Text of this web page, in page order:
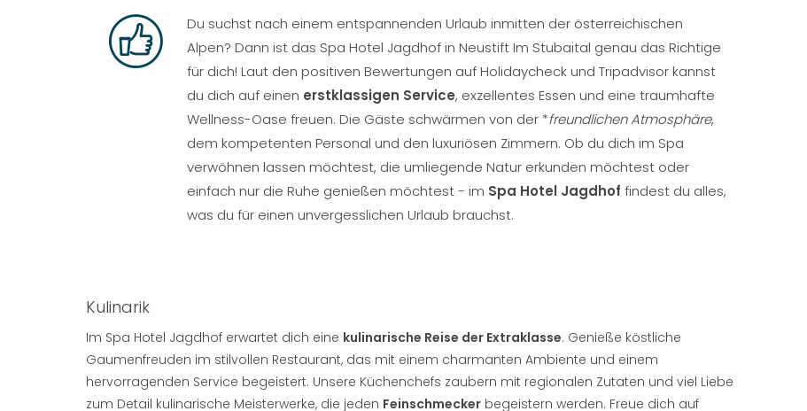
Du suchst nach einem entspannenden Urlaub inmitten der österreichischen
Alpen? Dann ist das Spa Hotel Jagdhof in Neustift Im Stubaital genau das Richtige
für dich! Laut den positiven Bewertungen auf Holidaycheck und Tripadvisor kannst
du dich auf einen erstklassigen Service, exzellentes Essen und eine traumhafte
Wellness-Oase freuen. Die Gäste schwärmen von der *freundlichen Atmosphäre,
dem kompetenten Personal und den luxuriösen Zimmern. Ob du dich im Spa
verwöhnen lassen möchtest, die umliegende Natur erkunden möchtest oder
einfach nur die Ruhe genießen möchtest - im Spa Hotel Jagdhof findest du alles,
was du für einen unvergesslichen Urlaub brauchst.
Kulinarik
Im Spa Hotel Jagdhof erwartet dich eine kulinarische Reise der Extraklasse. Genieße köstliche
Gaumenfreuden im stilvollen Restaurant, das mit einem charmanten Ambiente und einem
hervorragenden Service begeistert. Unsere Küchenchefs zaubern mit regionalen Zutaten und viel Liebe
zum Detail kulinarische Meisterwerke, die jeden Feinschmecker begeistern werden. Freue dich auf